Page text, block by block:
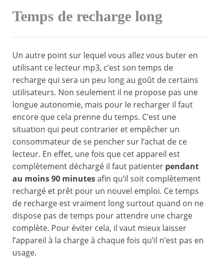
Temps de recharge long
Un autre point sur lequel vous allez vous buter en
utilisant ce lecteur mp3, c’est son temps de
recharge qui sera un peu long au goût de certains
utilisateurs. Non seulement il ne propose pas une
longue autonomie, mais pour le recharger il faut
encore que cela prenne du temps. C’est une
situation qui peut contrarier et empêcher un
consommateur de se pencher sur l’achat de ce
lecteur. En effet, une fois que cet appareil est
complètement déchargé il faut patienter pendant
au moins 90 minutesafin qu’il soit complètement
rechargé et prêt pour un nouvel emploi. Ce temps
de recharge est vraiment long surtout quand on ne
dispose pas de temps pour attendre une charge
complète. Pour éviter cela, il vaut mieux laisser
l’appareil à la charge à chaque fois qu’il n’est pas en
usage.